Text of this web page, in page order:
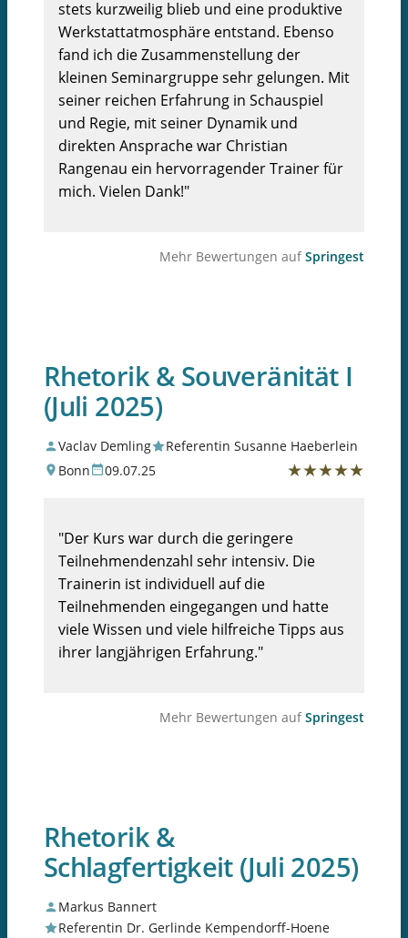
stets kurzweilig blieb und eine produktive
Werkstattatmosphäre entstand. Ebenso
fand ich die Zusammenstellung der
kleinen Seminargruppe sehr gelungen. Mit
seiner reichen Erfahrung in Schauspiel
und Regie, mit seiner Dynamik und
direkten Ansprache war Christian
Rangenau ein hervorragender Trainer für
mich. Vielen Dank!"
Mehr Bewertungen aufSpringest
Rhetorik & Souveränität I
(Juli 2025)
Vaclav Demling
Referentin Susanne Haeberlein
Bonn
09.07.25 ★★★★★
"Der Kurs war durch die geringere
Teilnehmendenzahl sehr intensiv. Die
Trainerin ist individuell auf die
Teilnehmenden eingegangen und hatte
viele Wissen und viele hilfreiche Tipps aus
ihrer langjährigen Erfahrung."
Mehr Bewertungen aufSpringest
Rhetorik &
Schlagfertigkeit (Juli 2025)
Markus Bannert
Referentin Dr. Gerlinde Kempendorff-Hoene